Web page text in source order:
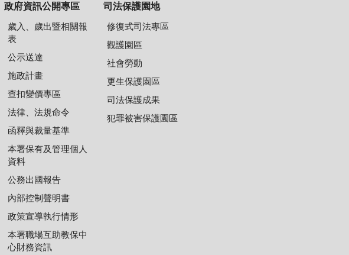
政府資訊公開專區
歲入、歲出暨相關報
表
公示送達
施政計畫
查扣變價專區
法律、法規命令
函釋與裁量基準
本署保有及管理個人
資料
公務出國報告
內部控制聲明書
政策宣導執行情形
本署職場互助教保中
心財務資訊
司法保護園地
修復式司法專區
觀護園區
社會勞動
更生保護園區
司法保護成果
犯罪被害保護園區